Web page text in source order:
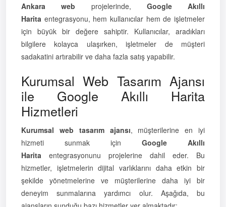
Ankara web projelerinde, Google Akıllı
Harita entegrasyonu, hem kullanıcılar hem de işletmeler
için büyük bir değere sahiptir. Kullanıcılar, aradıkları
bilgilere kolayca ulaşırken, işletmeler de müşteri
sadakatini artırabilir ve daha fazla satış yapabilir.
Kurumsal Web Tasarım Ajansı
ile Google Akıllı Harita
Hizmetleri
Kurumsal web tasarım ajansı, müşterilerine en iyi
hizmeti sunmak için Google Akıllı
Harita entegrasyonunu projelerine dahil eder. Bu
hizmetler, işletmelerin dijital varlıklarını daha etkin bir
şekilde yönetmelerine ve müşterilerine daha iyi bir
deneyim sunmalarına yardımcı olur. Aşağıda, bu